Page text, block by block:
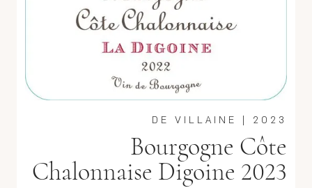
2023
DE VILLAINE
Bourgogne Côte
Chalonnaise Digoine 2023